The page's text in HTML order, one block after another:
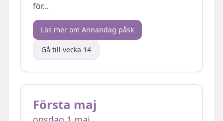
för...
Läs mer om Annandag påsk
Gå till vecka 14
Första maj